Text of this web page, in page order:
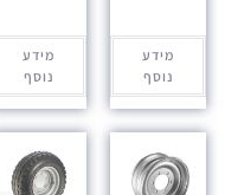
מידע
נוסף
מידע
נוסף